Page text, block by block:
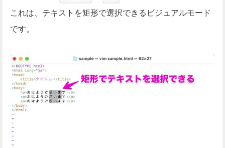
これは、テキストを矩形で選択できるビジュアルモード
です。